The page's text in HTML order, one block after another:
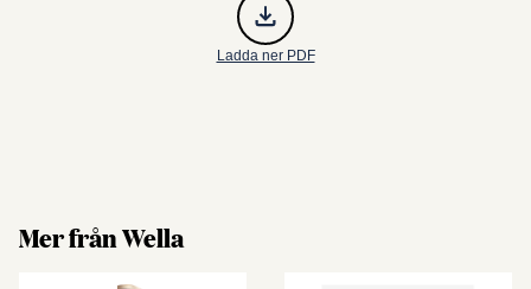
Ladda ner PDF
Mer från Wella